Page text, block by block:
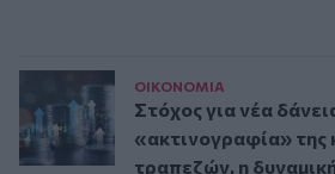
ΟΙΚΟΝΟΜΙΑ
Στόχος για νέα
«ακτινογραφία»
τραπεζών, η